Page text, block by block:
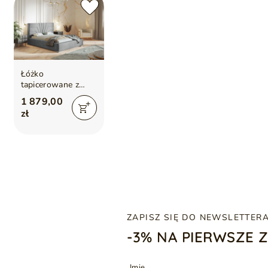
Łóżko
tapicerowane z
pojemnikiem i
stelażem 120x200
Tesis Jasnoszare
1 879,00
zł
ZAPISZ SIĘ DO NEWSLETTERA
-3% NA PIERWSZE